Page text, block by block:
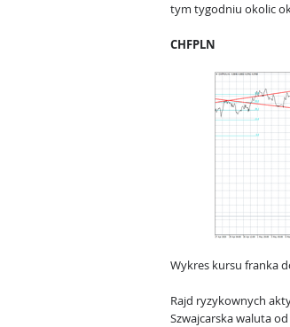
tym tygodniu okolic
CHFPLN
Wykres kursu franka
Rajd ryzykownych
Szwajcarska waluta